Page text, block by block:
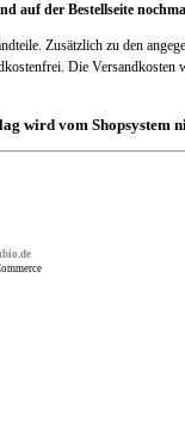
auf der Bestellseite
Zusätzlich zu den
Die Versandkosten
wird vom Shopsystem